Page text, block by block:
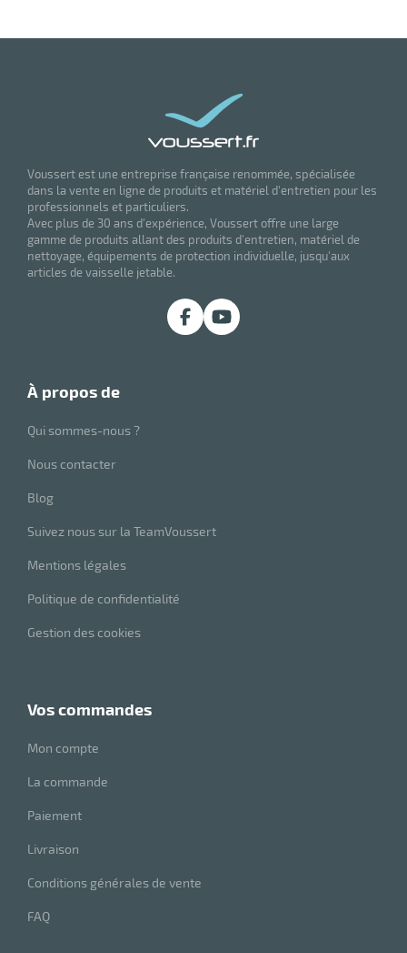
Voussert est une entreprise française renommée, spécialisée
dans la vente en ligne de produits et matériel d'entretien pour les
professionnels et particuliers.
Avec plus de 30 ans d'expérience, Voussert offre une large
gamme de produits allant des produits d'entretien, matériel de
nettoyage, équipements de protection individuelle, jusqu'aux
articles de vaisselle jetable.
à propos de
Qui sommes-nous ?
Nous contacter
Blog
Suivez nous sur la TeamVoussert
Mentions légales
Politique de confidentialité
Gestion des cookies
vos commandes
Mon compte
La commande
Paiement
Livraison
Conditions générales de vente
FAQ